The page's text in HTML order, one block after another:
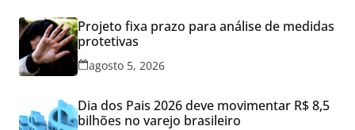
Projeto fixa prazo para análise de medidas
protetivas
agosto 5, 2026
Dia dos Pais 2026 deve movimentar R$ 8,5
bilhões no varejo brasileiro